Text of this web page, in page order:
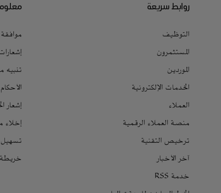
روابط سريعة
التوظيف
المستثمرون
الموردين
الخدمات الإلكترونية
العملاء
منصة العملاء الرقمية
ترخيص التقنية
آخر الأخبار
خدمة RSS
موافقة
تنبيه
إشعار
إخلاء
تسهيل
خريطة